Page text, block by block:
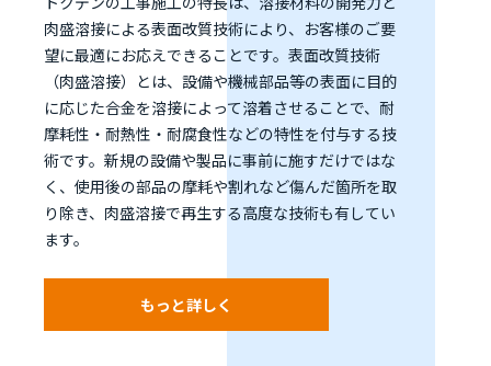
肉盛溶接による表面改質技術により、お客様のご要
望に最適にお応えできることです。表面改質技術
（肉盛溶接）とは、設備や機械部品等の表面に目的
に応じた合金を溶接によって溶着させることで、耐
摩耗性・耐熱性・耐腐食性などの特性を付与する技
術です。新規の設備や製品に事前に施すだけではな
く、使用後の部品の摩耗や割れなど傷んだ箇所を取
り除き、肉盛溶接で再生する高度な技術も有してい
ます。
もっと詳しく